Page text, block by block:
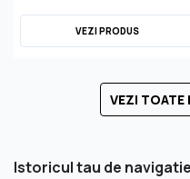
VEZI PRODUS
VEZI TOATE
Istoricul tau de navigatie